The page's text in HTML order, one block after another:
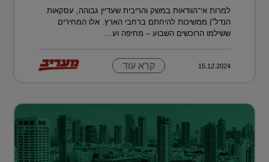
למרות אי־הוודאות במשק והריבית שעדיין גבוהה, עסקאות
הנדל"ן ממשיכות להיחתם ברחבי הארץ. אלו המחירים
ששילמו הרוכשים השבוע – מחיפה וע...
15.12.2024 קרא עוד